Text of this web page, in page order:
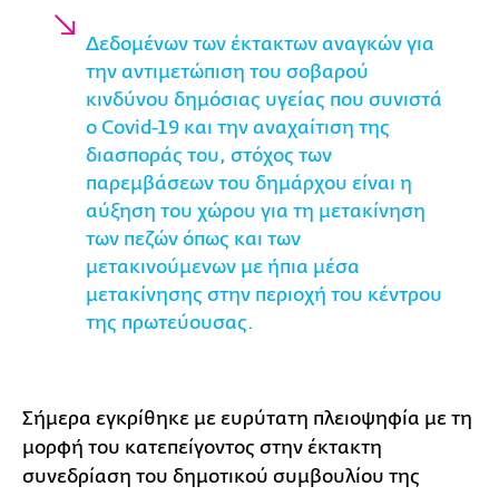
Δεδομένων των έκτακτων αναγκών για
την αντιμετώπιση του σοβαρού
κινδύνου δημόσιας υγείας που συνιστά
ο Covid-19 και την αναχαίτιση της
διασποράς του, στόχος των
παρεμβάσεων του δημάρχου είναι η
αύξηση του χώρου για τη μετακίνηση
των πεζών όπως και των
μετακινούμενων με ήπια μέσα
μετακίνησης στην περιοχή του κέντρου
της πρωτεύουσας.
Σήμερα εγκρίθηκε με ευρύτατη πλειοψηφία με τη
μορφή του κατεπείγοντος στην έκτακτη
συνεδρίαση του δημοτικού συμβουλίου της